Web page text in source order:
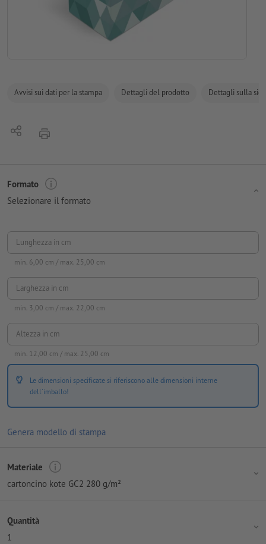
Avvisi sui dati per la stampa Dettagli del prodotto Dettagli sulla
Condividistampare
Formato
Selezionare il formato
Lunghezza in cm
min. 6,00 cm / max. 25,00 cm
Larghezza in cm
min. 3,00 cm / max. 22,00 cm
Altezza in cm
min. 12,00 cm / max. 25,00 cm
Le dimensioni specificate si riferiscono alle dimensioni interne
dell'imballo!
Genera modello di stampa
Materiale
cartoncino kote GC2 280 g/m²
Quantità
1